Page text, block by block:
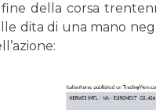
fine della corsa
dita di una mano